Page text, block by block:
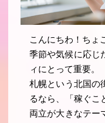
こんにちわ！ちょ
季節や気候に応じ
ィにとって重要。
札幌という北国の
るなら、「稼ぐこ
両立が大きなテー